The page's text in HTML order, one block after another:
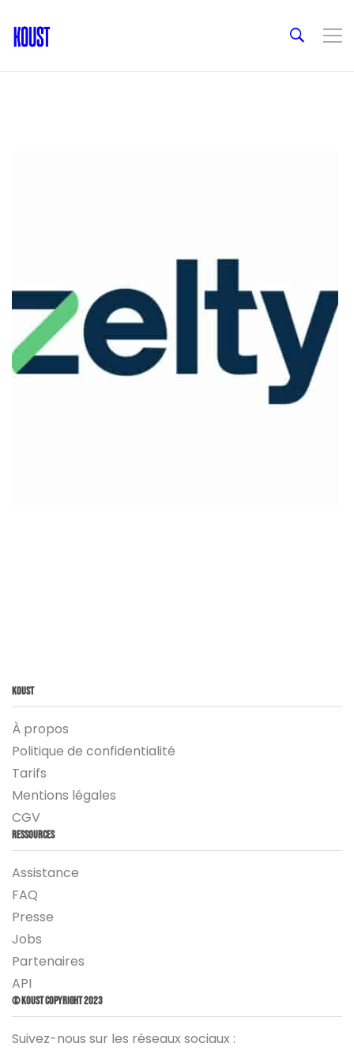
Koust
À propos
Politique de confidentialité
Tarifs
Mentions légales
CGV
Ressources
Assistance
FAQ
Presse
Jobs
Partenaires
API
© Koust Copyright 2023
Suivez-nous sur les réseaux sociaux :